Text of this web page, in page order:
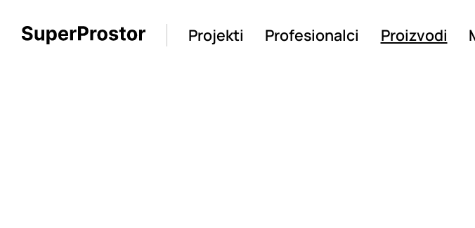
Projekti Profesionalci Proizvodi